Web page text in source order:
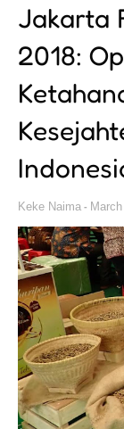
Jakarta
2018:
Keke Naima